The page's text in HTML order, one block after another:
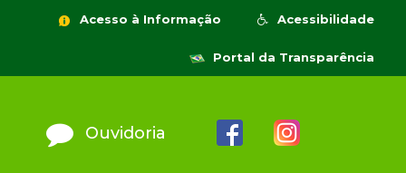
Acessibilidade
Acesso à Informação
Portal da Transparência
Ouvidoria